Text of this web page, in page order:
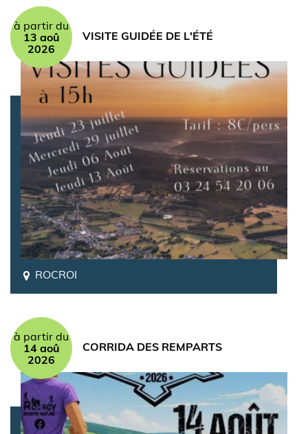
à partir du
13 aoû
2026
VISITE GUIDÉE DE L'ÉTÉ
ROCROI
à partir du
14 aoû
2026
CORRIDA DES REMPARTS